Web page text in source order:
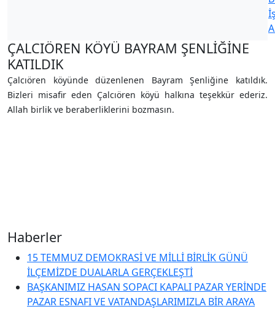
Haberler
15 TEMMUZ DEMOKRASİ VE MİLLİ BİRLİK GÜNÜ
İLÇEMİZDE DUALARLA GERÇEKLEŞTİ
BAŞKANIMIZ HASAN SOPACI KAPALI PAZAR YERİNDE
PAZAR ESNAFI VE VATANDAŞLARIMIZLA BİR ARAYA
ÇALCIÖREN KÖYÜ BAYRAM ŞENLİĞİNE
KATILDIK
Çalcıören köyünde düzenlenen Bayram Şenliğine katıldık.
Bizleri misafir eden Çalcıören köyü halkına teşekkür ederiz.
Allah birlik ve beraberliklerini bozmasın.